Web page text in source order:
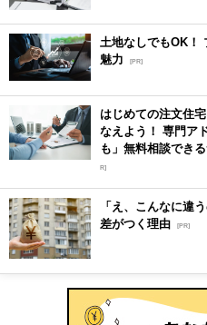
土地なしでもOK！
魅力
[PR]
はじめての注文住
なえよう！ 専門ア
も」無料相談でき
R]
「え、こんなに違
差がつく理由 [PR]